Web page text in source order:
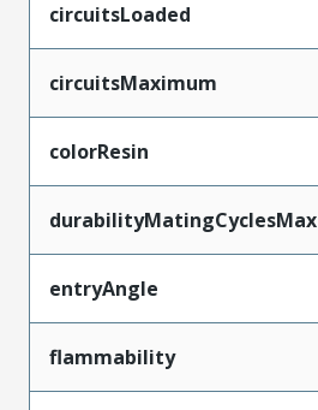
circuitsLoaded
circuitsMaximum
colorResin
durabilityMatingCyclesMax
entryAngle
flammability